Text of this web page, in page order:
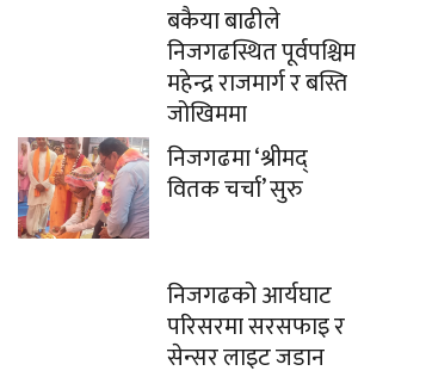
बकैया बाढीले
निजगढस्थित पूर्वपश्चिम
महेन्द्र राजमार्ग र बस्ति
जोखिममा
निजगढमा ‘श्रीमद्
वितक चर्चा’ सुरु
निजगढको आर्यघाट
परिसरमा सरसफाइ र
सेन्सर लाइट जडान